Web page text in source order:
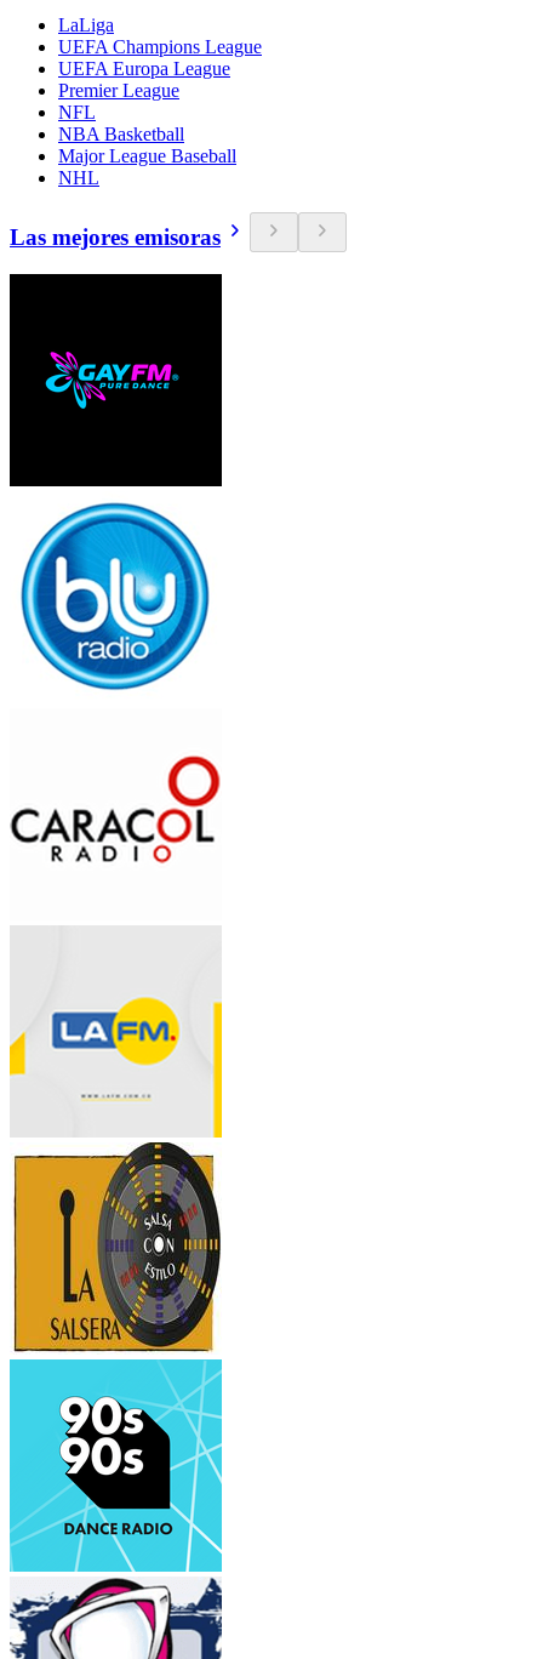
LaLiga
UEFA Champions League
UEFA Europa League
Premier League
NFL
NBA Basketball
Major League Baseball
NHL
Las mejores emisoras